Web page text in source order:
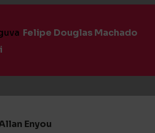
Felipe Douglas Machado
Enyou